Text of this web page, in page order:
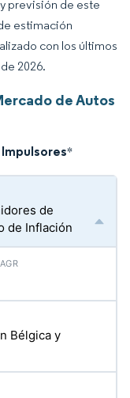
previsión de este
estimación
con los últimos
2026.
de Autos
*
de
de Inflación
Bélgica y